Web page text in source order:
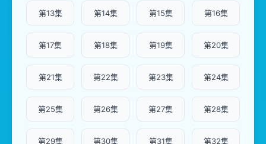
第13集 第14集 第15集 第16集
第17集 第18集 第19集 第20集
第21集 第22集 第23集 第24集
第25集 第26集 第27集 第28集
第29集 第30集 第31集 第32集